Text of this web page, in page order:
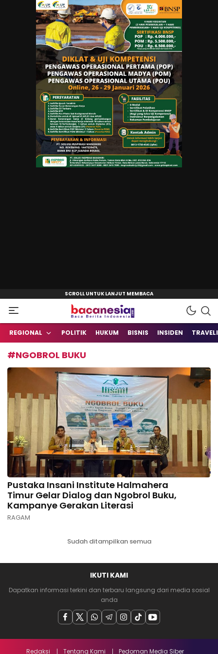
Bacanesia.com
Baca Berita Indonesia
REGIONAL POLITIK HUKUM BISNIS INSIDEN
#NGOBROL BUKU
Pustaka Insani Institute Halmahera
Timur Gelar Dialog dan Ngobrol Buku,
Kampanye Gerakan Literasi
RAGAM
Sudah ditampilkan semua
IKUTI KAMI
Dapatkan informasi terkini dan terbaru langsung dari media sosial
anda
Redaksi Tentang Kami Pedoman Media Siber